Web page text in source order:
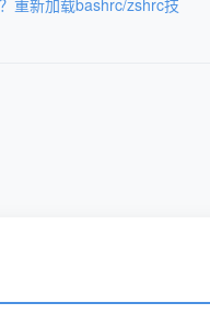
重新加载bashrc/zshrc技